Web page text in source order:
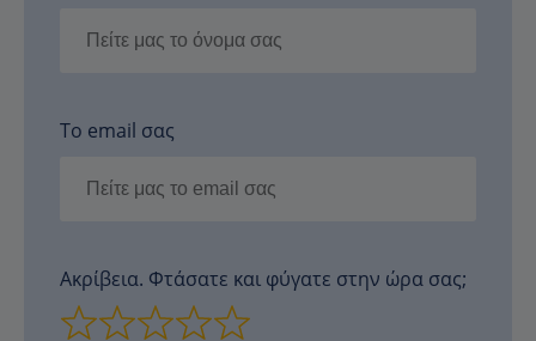
Το email σας
Ακρίβεια. Φτάσατε και φύγατε στην ώρα σας;